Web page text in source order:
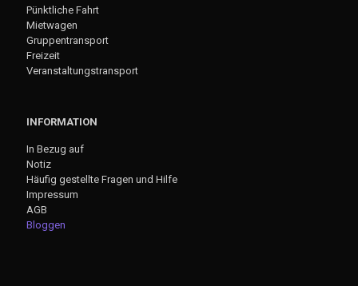
Pünktliche Fahrt
Mietwagen
Gruppentransport
Freizeit
Veranstaltungstransport
INFORMATION
In Bezug auf
Notiz
Häufig gestellte Fragen und Hilfe
Impressum
AGB
Bloggen